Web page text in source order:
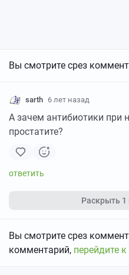
Вы смотрите срез
sarth 6 лет назад
А зачем антибиотики при
простатите?
Раскрыть 1
Вы смотрите срез
комментарий, перейдите